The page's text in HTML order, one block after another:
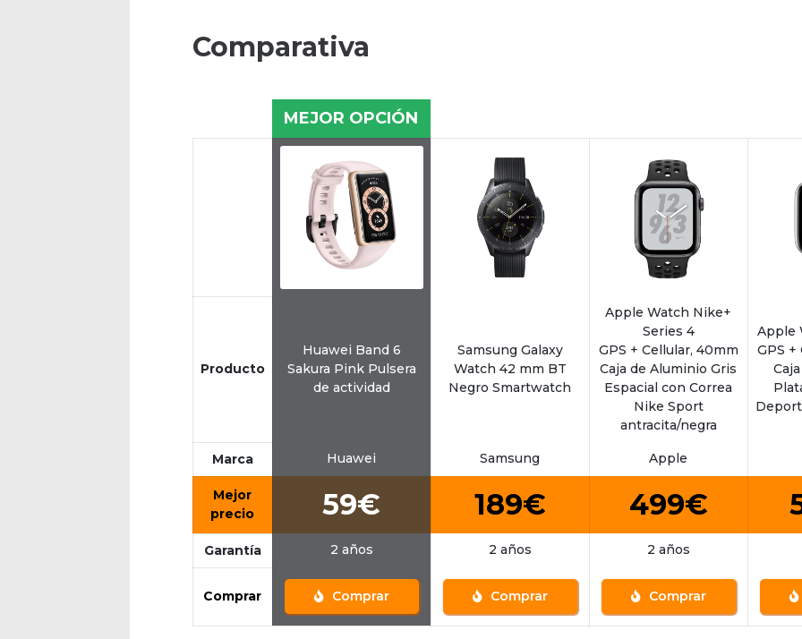
Comparativa
MEJOR OPCIÓN
Producto
Huawei Band 6
Sakura Pink Pulsera
de actividad
Samsung Galaxy
Watch 42 mm BT
Negro Smartwatch
Apple Watch Nike+
Series 4
GPS + Cellular, 40mm
Caja de Aluminio Gris
Espacial con Correa
Nike Sport
antracita/negra
Apple
GPS +
Marca Huawei Samsung Apple
Mejor
precio
59€ 189€ 499€
Garantía 2 años 2 años 2 años
Comprar Comprar Comprar Comprar